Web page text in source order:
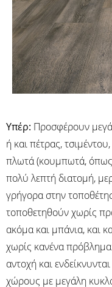
Υπέρ: Προσφέρουν
ή και πέτρας,
πλωτά (κουμπωτά, όπως
πολύ λεπτή διατομή,
γρήγορα στην
τοποθετηθούν χωρίς
ακόμα και μπάνια, και
χωρίς κανένα
αντοχή και
χώρους με μεγάλη